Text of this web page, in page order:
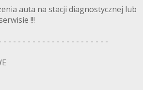
auta na stacji diagnostycznej lub
!!!
- - - - - - - - - - - - - - - - - - - - - -